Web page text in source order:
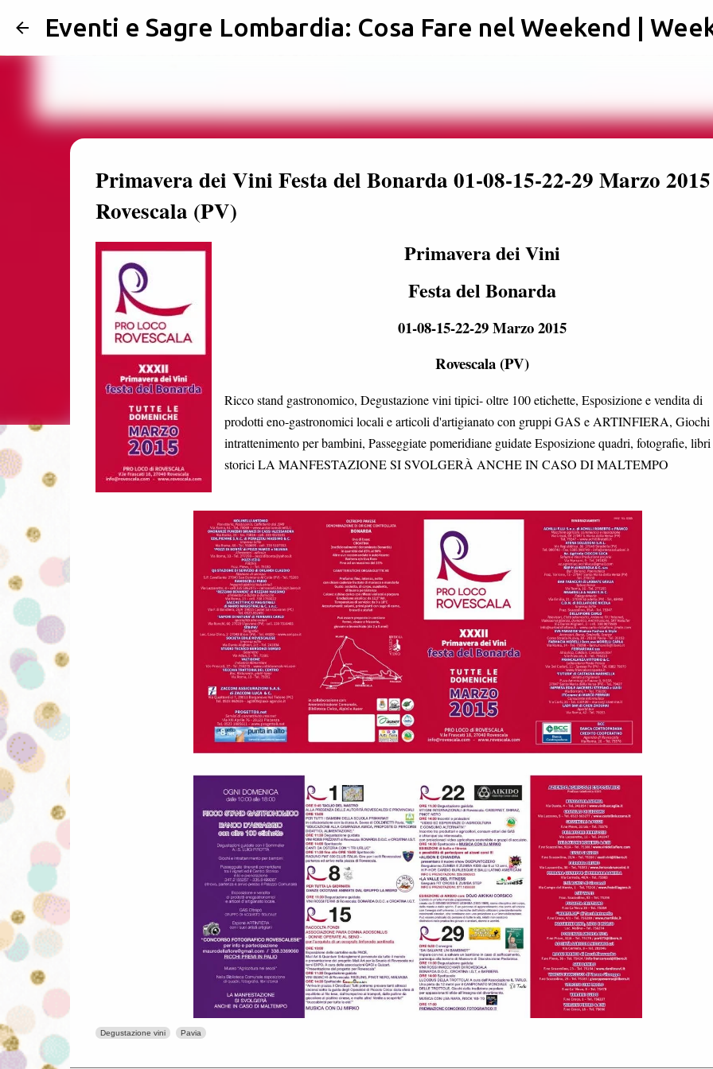
Passa ai contenuti principali
Eventi e Sagre Lombardia: Cosa Fare nel Weekend |
Primavera dei Vini Festa del Bonarda 01-08-15-22-29 Marzo 2015
Rovescala (PV)
Primavera dei Vini
Festa del Bonarda
01-08-15-22-29 Marzo 2015
Rovescala (PV)
Ricco stand gastronomico, Degustazione vini tipici- oltre 100 etichette, Esposizione e vendita di
prodotti eno-gastronomici locali e articoli d'artigianato con gruppi GAS e ARTINFIERA, Giochi
intrattenimento per bambini, Passeggiate pomeridiane guidate Esposizione quadri, fotografie, libri
storici LA MANFESTAZIONE SI SVOLGERÀ ANCHE IN CASO DI MALTEMPO
Degustazione vini Pavia